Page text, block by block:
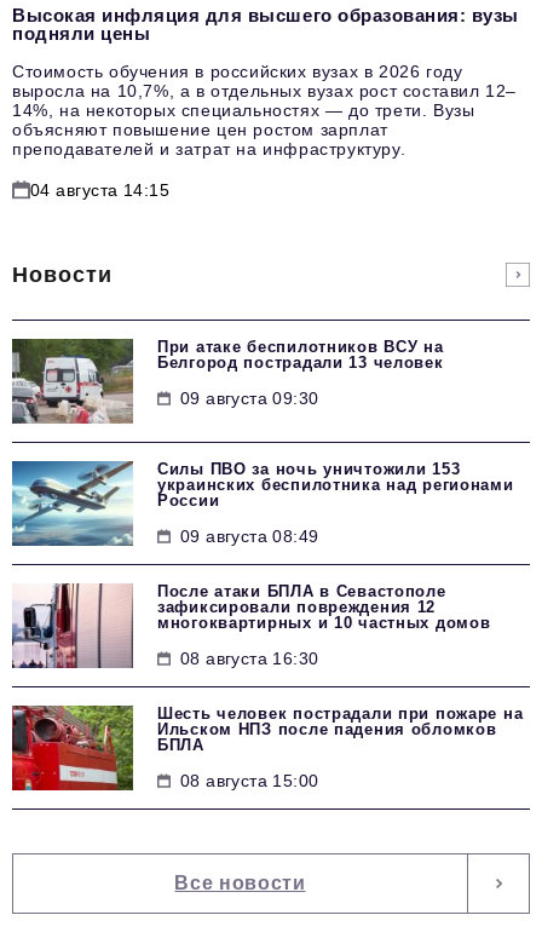
Высокая инфляция для высшего образования: вузы
подняли цены
Стоимость обучения в российских вузах в 2026 году
выросла на 10,7%, а в отдельных вузах рост составил 12–
14%, на некоторых специальностях — до трети. Вузы
объясняют повышение цен ростом зарплат
преподавателей и затрат на инфраструктуру.
04 августа 14:15
Новости
При атаке беспилотников ВСУ на
Белгород пострадали 13 человек
09 августа 09:30
Силы ПВО за ночь уничтожили 153
украинских беспилотника над регионами
России
09 августа 08:49
После атаки БПЛА в Севастополе
зафиксировали повреждения 12
многоквартирных и 10 частных домов
08 августа 16:30
Шесть человек пострадали при пожаре на
Ильском НПЗ после падения обломков
БПЛА
08 августа 15:00
Все новости